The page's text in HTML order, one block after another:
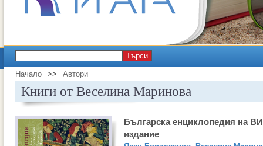
Търси
Начало >> Автори
Книги от Веселина Маринова
Българска енциклопедия на
издание